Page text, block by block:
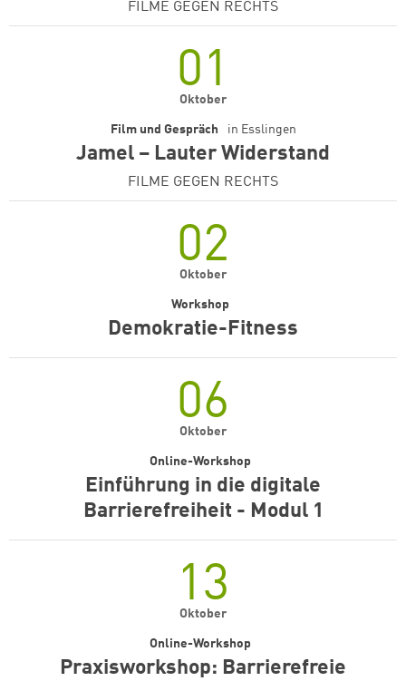
FILME GEGEN RECHTS
01
Oktober
Jamel – Lauter Widerstand
Film und Gespräch in Esslingen
FILME GEGEN RECHTS
02
Oktober
Demokratie-Fitness
Workshop
06
Oktober
Einführung in die digitale
Barrierefreiheit - Modul 1
Online-Workshop
13
Oktober
Praxisworkshop: Barrierefreie
Online-Workshop